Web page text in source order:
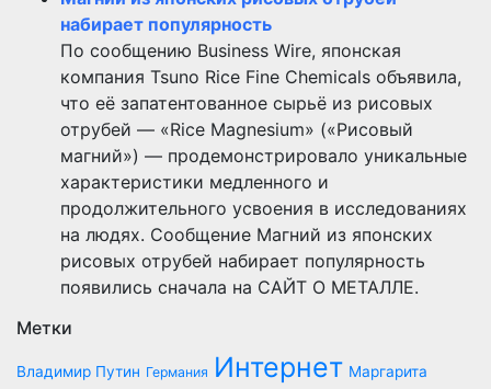
набирает популярность
По сообщению Business Wire, японская
компания Tsuno Rice Fine Chemicals объявила,
что её запатентованное сырьё из рисовых
отрубей — «Rice Magnesium» («Рисовый
магний») — продемонстрировало уникальные
характеристики медленного и
продолжительного усвоения в исследованиях
на людях. Сообщение Магний из японских
рисовых отрубей набирает популярность
появились сначала на САЙТ О МЕТАЛЛЕ.
Метки
Владимир Путин Германия Интернет Маргарита